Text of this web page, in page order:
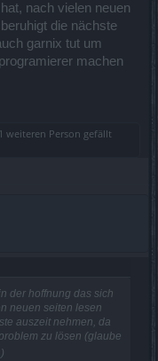
nach vielen neuen
die nächste
garnix tut um
machen
1 weiteren Person gefällt
der hoffnung das sich
neuen seiten lesen
auszeit nehmen, da
zu lösen (glaube
)